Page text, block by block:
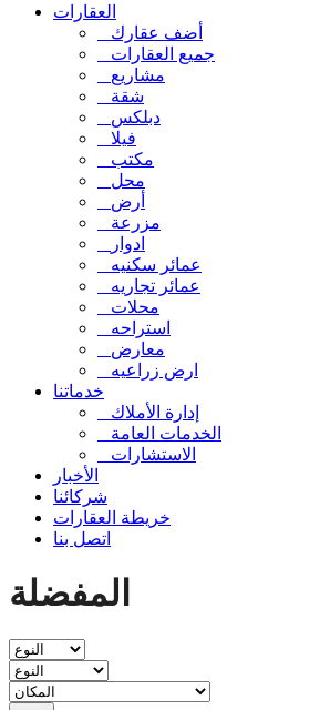
العقارات
أضف عقارك
جميع العقارات
مشاريع
شقة
دبلكس
فيلا
مكتب
محل
أرض
مزرعة
ادوار
عمائر سكنيه
عمائر تجاريه
محلات
استراحه
معارض
ارض زراعيه
خدماتنا
إدارة الأملاك
الخدمات العامة
الاستشارات
الأخبار
شركائنا
خريطة العقارات
اتصل بنا
المفضلة